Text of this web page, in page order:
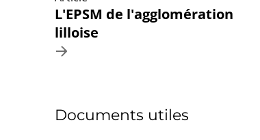
L'EPSM de l'agglomération
lilloise
Documents utiles